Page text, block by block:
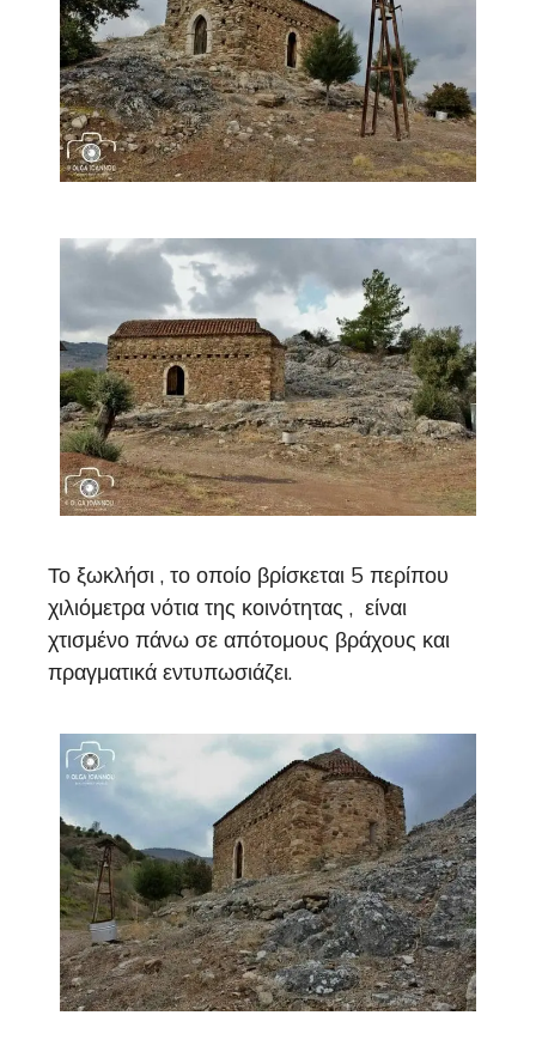
Το ξωκλήσι , το οποίο βρίσκεται 5 περίπου
χιλιόμετρα νότια της κοινότητας , είναι
χτισμένο πάνω σε απότομους βράχους και
πραγματικά εντυπωσιάζει.